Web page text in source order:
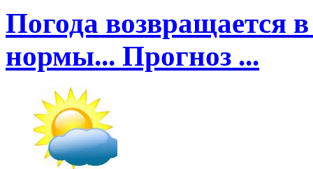
Погода возвращается
нормы... Прогноз ...